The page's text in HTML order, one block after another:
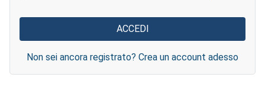
Non sei ancora registrato? Crea un account adesso